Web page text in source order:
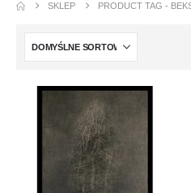
SKLEP PRODUCT TAG -